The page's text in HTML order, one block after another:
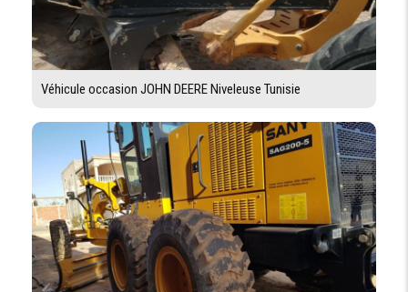
Véhicule occasion JOHN DEERE Niveleuse Tunisie